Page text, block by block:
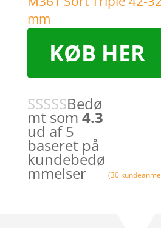
KØB HER
Bedø
mt som 4.3
ud af 5
baseret på
kundebedø
mmelser (30